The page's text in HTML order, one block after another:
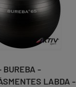
BUREBA -
LABDA -